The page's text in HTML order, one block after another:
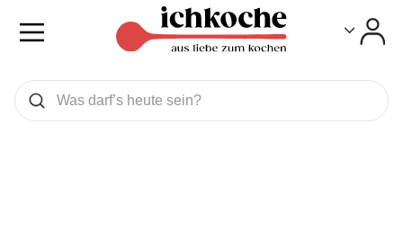
Was wollen Sie suchen
Suchen